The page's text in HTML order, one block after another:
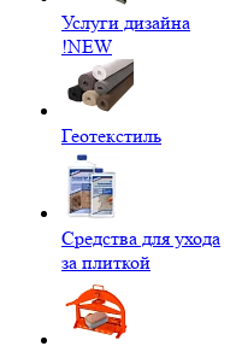
Услуги дизайна
!NEW
Геотекстиль
Средства для ухода
за плиткой